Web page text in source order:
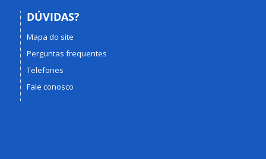
DÚVIDAS?
Mapa do site
Perguntas frequentes
Telefones
Fale conosco